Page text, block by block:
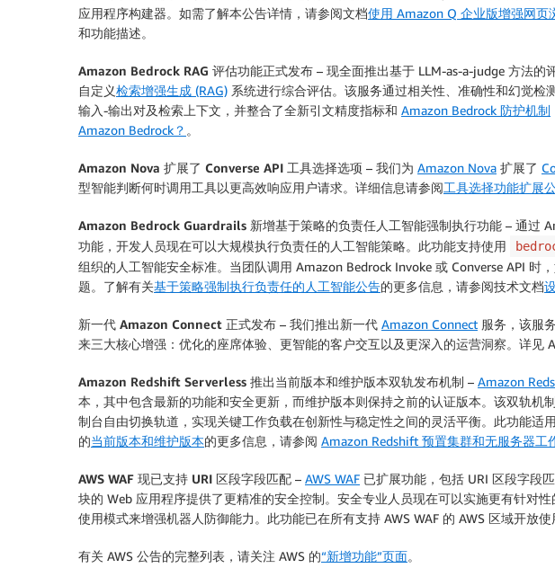
应用程序构建器。如需了解本公告详情，请参阅文档使用 Amazon Q 企业版增强网页
和功能描述。
Amazon Bedrock RAG 评估功能正式发布 – 现全面推出基于 LLM-as-a-judge 方法的
自定义检索增强生成 (RAG) 系统进行综合评估。该服务通过相关性、准确性和幻觉
输入-输出对及检索上下文，并整合了全新引文精度指标和 Amazon Bedrock 防护机制
Amazon Bedrock？ 。
Amazon Nova 扩展了 Converse API 工具选择选项 – 我们为 Amazon Nova 扩展了
型智能判断何时调用工具以更高效响应用户请求。详细信息请参阅工具选择功能扩展
Amazon Bedrock Guardrails 新增基于策略的负责任人工智能强制执行功能 – 通过
功能，开发人员现在可以大规模执行负责任的人工智能策略。此功能支持使用
组织的人工智能安全标准。当团队调用 Amazon Bedrock Invoke 或 Converse API
题。了解有关基于策略强制执行负责任的人工智能公告的更多信息，请参阅技术文档
新一代 Amazon Connect 正式发布 – 我们推出新一代 Amazon Connect 服务，该服
来三大核心增强：优化的座席体验、更智能的客户交互以及更深入的运营洞察。详见
Amazon Redshift Serverless 推出当前版本和维护版本双轨发布机制 – Amazon
本，其中包含最新的功能和安全更新，而维护版本则保持之前的认证版本。该双轨机
制台自由切换轨道，实现关键工作负载在创新性与稳定性之间的灵活平衡。此功能适
的当前版本和维护版本的更多信息，请参阅 Amazon Redshift 预置集群和无服务器工
AWS WAF 现已支持 URI 区段字段匹配 – AWS WAF 已扩展功能，包括 URI 区段字段
块的 Web 应用程序提供了更精准的安全控制。安全专业人员现在可以实施更有针对
使用模式来增强机器人防御能力。此功能已在所有支持 AWS WAF 的 AWS 区域开放
有关 AWS 公告的完整列表，请关注 AWS 的“新增功能”页面。